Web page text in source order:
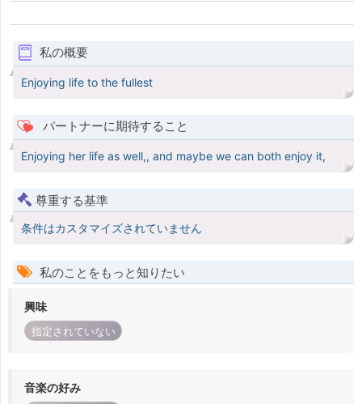
私の概要
Enjoying life to the fullest
パートナーに期待すること
Enjoying her life as well,, and maybe we can both enjoy it,
尊重する基準
条件はカスタマイズされていません
私のことをもっと知りたい
興味
指定されていない
音楽の好み